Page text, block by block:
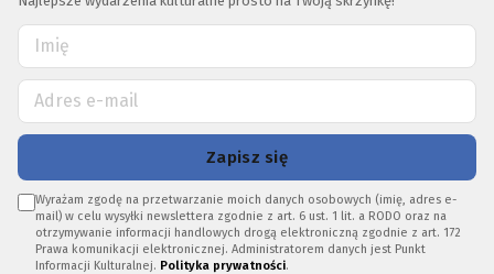
Zapisz się
Wyrażam zgodę na przetwarzanie moich danych osobowych (imię, adres e-
mail) w celu wysyłki newslettera zgodnie z art. 6 ust. 1 lit. a RODO oraz na
otrzymywanie informacji handlowych drogą elektroniczną zgodnie z art. 172
Prawa komunikacji elektronicznej. Administratorem danych jest Punkt
Informacji Kulturalnej. Polityka prywatności.